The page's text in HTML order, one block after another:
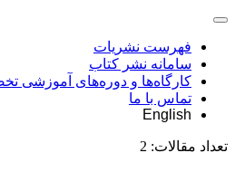
فهرست نشریات
سامانه نشر کتاب
کارگاه‌ها و دوره‌های آموزشی
تماس با ما
English
تعداد مقالات: 2